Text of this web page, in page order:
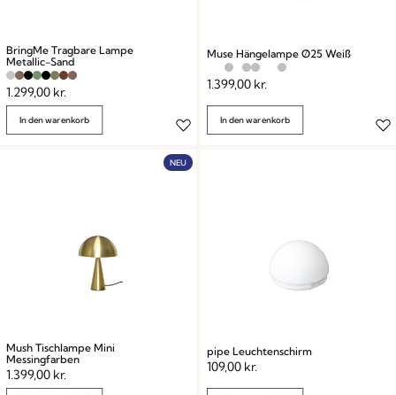
BringMe Tragbare Lampe
Metallic-Sand
1.299,00 kr.
In den warenkorb
Muse Hängelampe Ø25 Weiß
1.399,00 kr.
In den warenkorb
NEU
Mush Tischlampe Mini
Messingfarben
1.399,00 kr.
pipe Leuchtenschirm
109,00 kr.